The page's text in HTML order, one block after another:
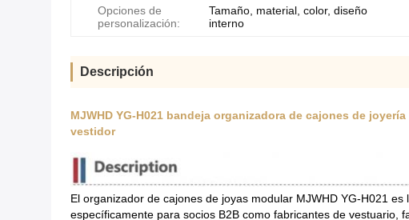
Opciones de
personalización:
Tamaño, material, color, diseño
interno
Descripción
MJWHD YG-H021 bandeja organizadora de cajones de
vestidor
El organizador de cajones de joyas modular MJWHD YG-H021
específicamente para socios B2B como fabricantes de vestuario,